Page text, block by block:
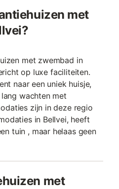
met
met zwembad in
op luxe faciliteiten.
naar een uniek huisje,
wachten met
zijn in deze regio
in Bellvei, heeft
tuin , maar helaas geen
met